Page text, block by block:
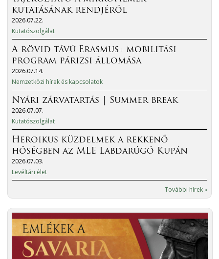
kutatásának rendjéről
2026.07.22.
Kutatószolgálat
A rövid távú Erasmus+ mobilitási
program párizsi állomása
2026.07.14.
Nemzetközi hírek és kapcsolatok
Nyári zárvatartás | Summer break
2026.07.07.
Kutatószolgálat
Heroikus küzdelmek a rekkenő
hőségben az MLE Labdarúgó Kupán
2026.07.03.
Levéltári élet
További hírek »